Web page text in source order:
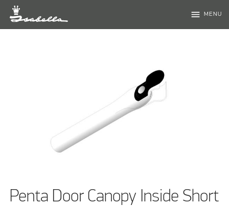
menu MENU
Penta Door Canopy Inside Short